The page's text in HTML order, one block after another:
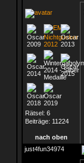
Rätsel: 6
Beiträge: 11224
nach oben
just4fun34974